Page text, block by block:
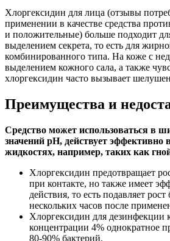
Хлоргексидин для лица (отзывы
применении в качестве средства
и положительные) больше подходит
выделением секрета, то есть для
комбинированного типа. На коже с
выделением кожного сала, а также
хлоргексидин часто вызывает
Преимущества и
Средство может использоваться в
значений рН, действует эффективно
жидкостях, например, таких как
Хлоргексидин предотвращает
при контакте, но также имеет
действия, то есть подавляет
нескольких часов после
Хлоргексидин для дезинфекции
концентрации 4% однократное
80-90% бактерий.